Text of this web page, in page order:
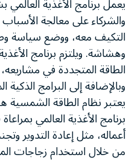
والشركاء على معالجة
التكيف معه، ووضع سياسة
وهشاشة. ويلتزم برنامج
الطاقة المتجددة في
وبالإضافة إلى البرامج
يعتبر نظام الطاقة الشمسية
برنامج الأغذية العالمي
أعماله، مثل إعادة التدوير
من خلال استخدام زجاجات